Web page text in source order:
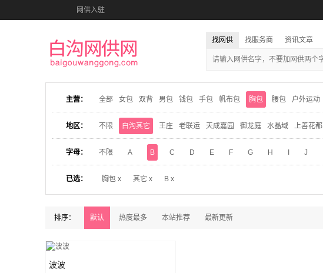
网供入驻
找网供 找服务商 资讯文章
主营： 全部 女包 双背 男包 钱包 手包 帆布包 胸包 腰包 户外运动
地区： 不限 白沟其它 王庄 老联运 天成嘉园 御龙庭 水晶域 上善花都
字母： 不限 A B C D E F G H J
已选： 胸包 x 其它 x B x
排序： 默认 热度最多 本站推荐 最新更新
波波